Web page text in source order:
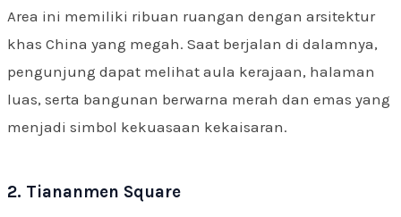
Area ini memiliki ribuan ruangan dengan arsitektur
khas China yang megah. Saat berjalan di dalamnya,
pengunjung dapat melihat aula kerajaan, halaman
luas, serta bangunan berwarna merah dan emas yang
menjadi simbol kekuasaan kekaisaran.
2. Tiananmen Square